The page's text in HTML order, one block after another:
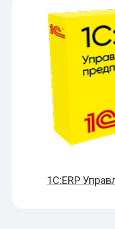
1С:ERP